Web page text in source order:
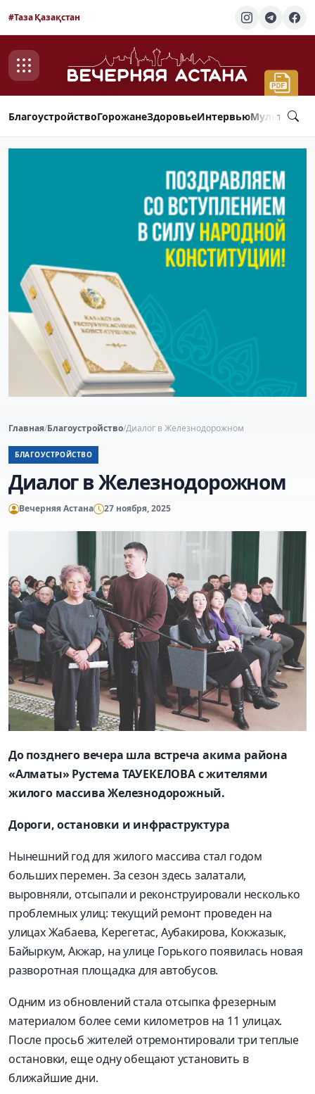
#Таза Қазақстан
БлагоустройствоГорожанеЗдоровьеИнтервью
Главная/Благоустройство/Диалог в Железнодорожном
БЛАГОУСТРОЙСТВО
Диалог в Железнодорожном
Вечерняя Астана 27 ноября, 2025
До позднего вечера шла встреча акима района
«Алматы» Рустема ТАУЕКЕЛОВА с жителями
жилого массива Железнодорожный.
Дороги, остановки и инфраструктура
Нынешний год для жилого массива стал годом
больших перемен. За сезон здесь залатали,
выровняли, отсыпали и реконструировали несколько
проблемных улиц: текущий ремонт проведен на
улицах Жабаева, Керегетас, Аубакирова, Кокжазык,
Байыркум, Акжар, на улице Горького появилась новая
разворотная площадка для автобусов.
Одним из обновлений стала отсыпка фрезерным
материалом более семи километров на 11 улицах.
После просьб жителей отремонтировали три теплые
остановки, еще одну обещают установить в
ближайшие дни.